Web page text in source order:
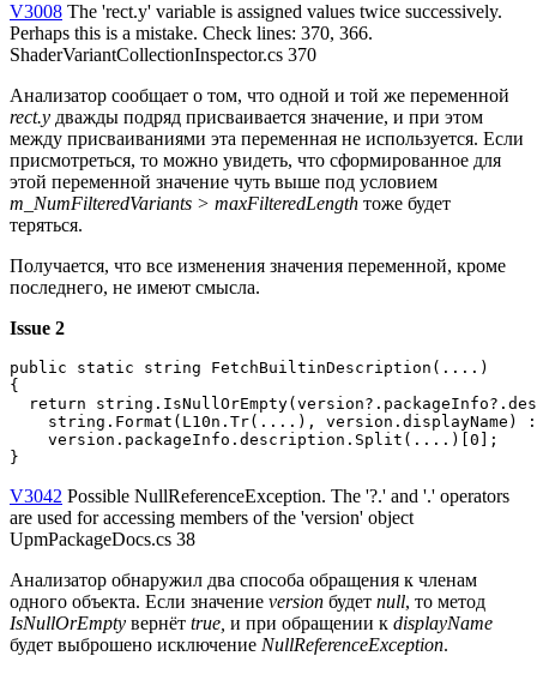
V3008 The 'rect.y' variable is assigned values twice successively.
Perhaps this is a mistake. Check lines: 370, 366.
ShaderVariantCollectionInspector.cs 370
Анализатор сообщает о том, что одной и той же переменной
rect.y дважды подряд присваивается значение, и при этом
между присваиваниями эта переменная не используется. Если
присмотреться, то можно увидеть, что сформированное для
этой переменной значение чуть выше под условием
m_NumFilteredVariants > maxFilteredLength тоже будет
теряться.
Получается, что все изменения значения переменной, кроме
последнего, не имеют смысла.
Issue 2
public static string FetchBuiltinDescription(....)
{
return
    string.Format(L10n.Tr(....), version.displayName) :
    version.packageInfo.description.Split(....)[0];
}
V3042 Possible NullReferenceException. The '?.' and '.' operators
are used for accessing members of the 'version' object
UpmPackageDocs.cs 38
Анализатор обнаружил два способа обращения к членам
одного объекта. Если значение version будет null, то метод
IsNullOrEmpty вернёт true, и при обращении к displayName
будет выброшено исключение NullReferenceException.